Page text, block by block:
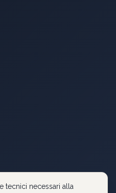
tecnici necessari alla